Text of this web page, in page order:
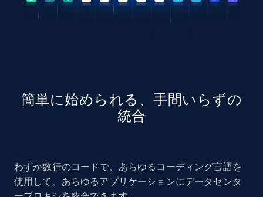
簡単に始められる、手間いらずの
統合
わずか数行のコードで、あらゆるコーディング言語を
使用して、あらゆるアプリケーションにデータセンタ